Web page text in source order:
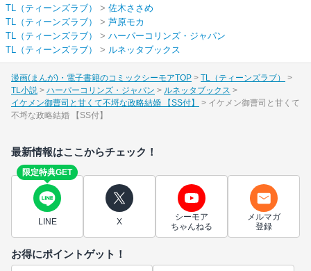
TL（ティーンズラブ）
> 佐木ささめ
TL（ティーンズラブ）
> 芦原モカ
TL（ティーンズラブ）
> ハーパーコリンズ・ジャパン
TL（ティーンズラブ）
> ルネッタブックス
漫画(まんが)・電子書籍のコミックシーモアTOP
TL（ティーンズラブ）
TL小説
ハーパーコリンズ・ジャパン
ルネッタブックス
イケメン御曹司と甘くて不埒な政略結婚 【SS付】
イケメン御曹司と甘くて
不埒な政略結婚 【SS付】
最新情報はここからチェック！
限定特典GET
LINE X
シーモア
ちゃんねる
メルマガ
登録
お得にポイントゲット！